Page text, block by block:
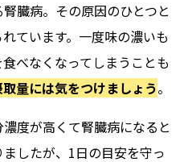
臓病。その原因のひとつと
ています。一度味の濃いも
べなくなってしまうことも
量には気をつけましょう。
度が高くて腎臓病になると
したが、1日の目安を守っ